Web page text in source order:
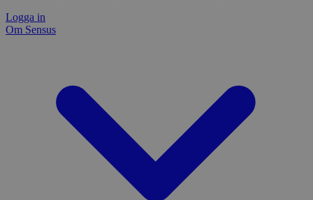
Logga in
Om Sensus